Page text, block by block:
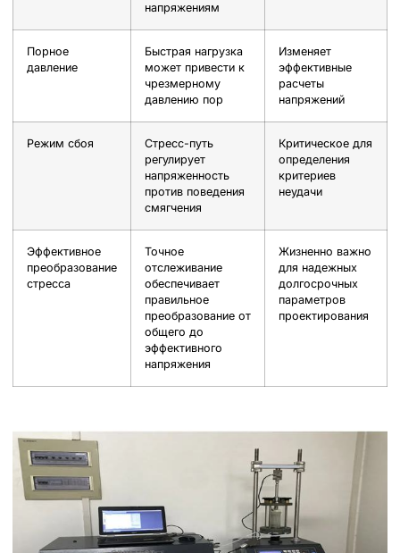
напряжениям
Порное
давление
Быстрая нагрузка
может привести к
чрезмерному
давлению пор
Изменяет
эффективные
расчеты
напряжений
Режим сбоя
Стресс-путь
регулирует
напряженность
против поведения
смягчения
Критическое для
определения
критериев
неудачи
Эффективное
преобразование
стресса
Точное
отслеживание
обеспечивает
правильное
преобразование от
общего до
эффективного
напряжения
Жизненно важно
для надежных
долгосрочных
параметров
проектирования